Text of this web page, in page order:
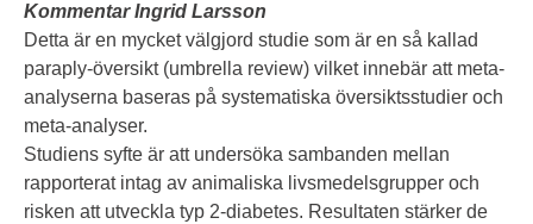
Kommentar Ingrid Larsson
Detta är en mycket välgjord studie som är en så kallad
paraply-översikt (umbrella review) vilket innebär att meta-
analyserna baseras på systematiska översiktsstudier och
meta-analyser.
Studiens syfte är att undersöka sambanden mellan
rapporterat intag av animaliska livsmedelsgrupper och
risken att utveckla typ 2-diabetes. Resultaten stärker de